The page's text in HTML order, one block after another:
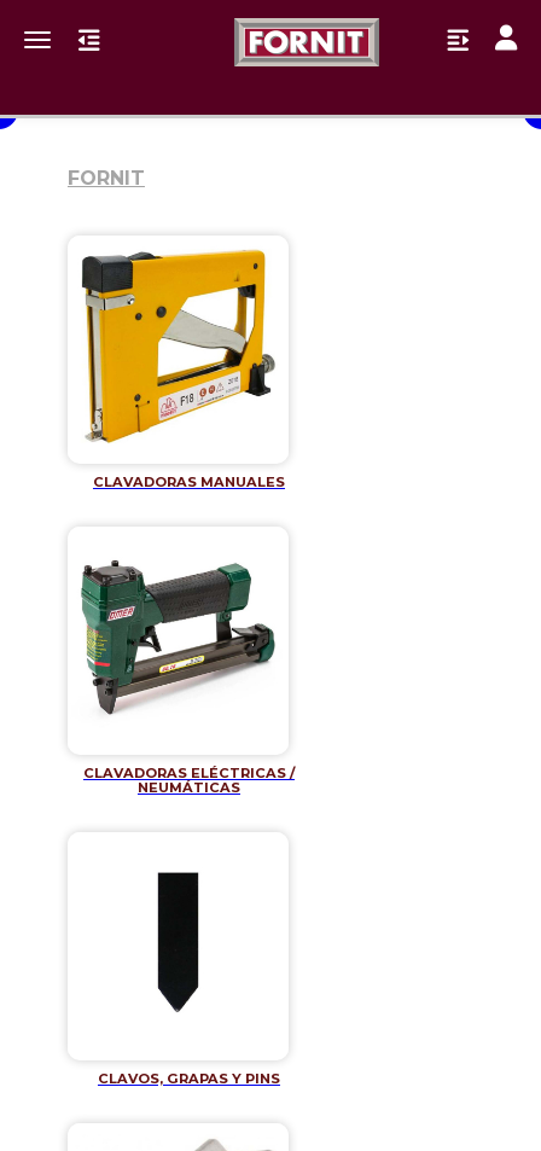
Toggle navigation
FORNIT
CLAVADORAS MANUALES
CLAVADORAS ELÉCTRICAS /
NEUMÁTICAS
CLAVOS, GRAPAS Y PINS